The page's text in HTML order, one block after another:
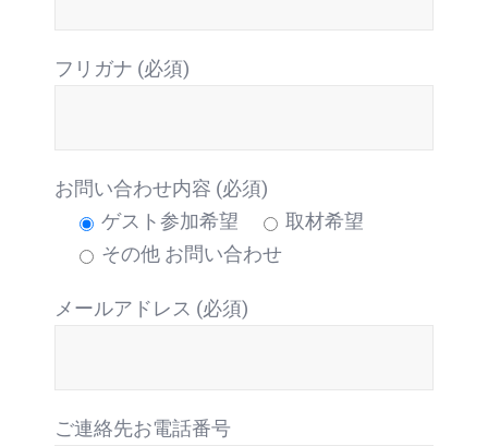
フリガナ (必須)
お問い合わせ内容 (必須)
ゲスト参加希望
取材希望
その他 お問い合わせ
メールアドレス (必須)
ご連絡先お電話番号